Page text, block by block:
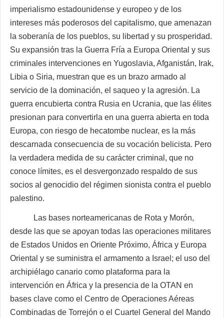
imperialismo estadounidense y europeo y de los
intereses más poderosos del capitalismo, que amenazan
la soberanía de los pueblos, su libertad y su prosperidad.
Su expansión tras la Guerra Fría a Europa Oriental y sus
criminales intervenciones en Yugoslavia, Afganistán, Irak,
Libia o Siria, muestran que es un brazo armado al
servicio de la dominación, el saqueo y la agresión. La
guerra encubierta contra Rusia en Ucrania, que las élites
presionan para convertirla en una guerra abierta en toda
Europa, con riesgo de hecatombe nuclear, es la más
descarnada consecuencia de su vocación belicista. Pero
la verdadera medida de su carácter criminal, que no
conoce límites, es el desvergonzado respaldo de sus
socios al genocidio del régimen sionista contra el pueblo
palestino.
Las bases norteamericanas de Rota y Morón,
desde las que se apoyan todas las operaciones militares
de Estados Unidos en Oriente Próximo, África y Europa
Oriental y se suministra el armamento a Israel; el uso del
archipiélago canario como plataforma para la
intervención en África y la presencia de la OTAN en
bases clave como el Centro de Operaciones Aéreas
Combinadas de Torrejón o el Cuartel General del Mando